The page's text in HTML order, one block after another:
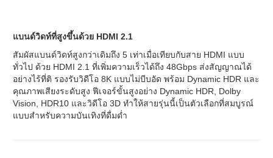
แบนด์วิดท์ที่สูงขึ้นด้วย HDMI 2.1
สัมผัสแบนด์วิดท์สูงกว่าเดิมถึง 5 เท่าเมื่อเทียบกับสาย HDMI แบบ
ทั่วไป ด้วย HDMI 2.1 ที่เพิ่มความเร็วได้ถึง 48Gbps ส่งสัญญาณได้
อย่างไร้ที่ติ รองรับวิดีโอ 8K แบบไม่บีบอัด พร้อม Dynamic HDR และ
คุณภาพเสียงระดับสูง ฟีเจอร์ขั้นสูงอย่าง Dynamic HDR, Dolby
Vision, HDR10 และวิดีโอ 3D ทำให้สายรุ่นนี้เป็นตัวเลือกที่สมบูรณ์
แบบสำหรับความบันเทิงที่ดื่มด่ำ